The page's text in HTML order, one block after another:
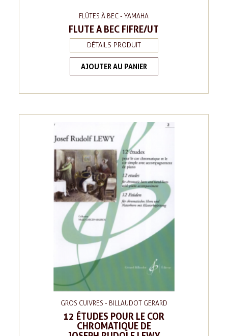
FLÛTES À BEC - YAMAHA
FLUTE A BEC FIFRE/UT
DÉTAILS PRODUIT
AJOUTER AU PANIER
GROS CUIVRES - BILLAUDOT GERARD
12 ÉTUDES POUR LE COR
CHROMATIQUE DE